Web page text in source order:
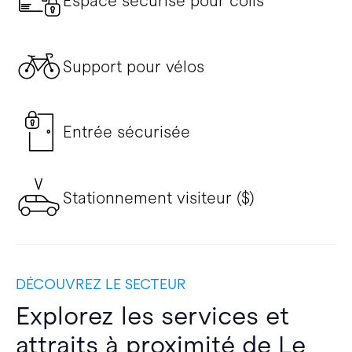
Support pour vélos
Entrée sécurisée
Stationnement visiteur ($)
DÉCOUVREZ LE SECTEUR
Explorez les services et
attraits à proximité de Le